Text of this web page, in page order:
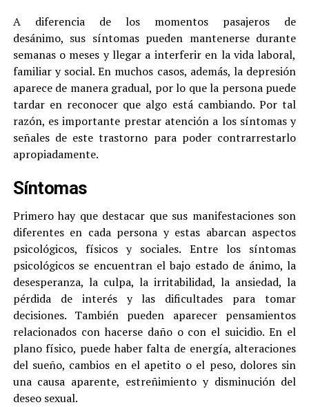
A diferencia de los momentos pasajeros de
desánimo, sus síntomas pueden mantenerse durante
semanas o meses y llegar a interferir en la vida laboral,
familiar y social. En muchos casos, además, la depresión
aparece de manera gradual, por lo que la persona puede
tardar en reconocer que algo está cambiando. Por tal
razón, es importante prestar atención a los síntomas y
señales de este trastorno para poder contrarrestarlo
apropiadamente.
Síntomas
Primero hay que destacar que sus manifestaciones son
diferentes en cada persona y estas abarcan aspectos
psicológicos, físicos y sociales. Entre los síntomas
psicológicos se encuentran el bajo estado de ánimo, la
desesperanza, la culpa, la irritabilidad, la ansiedad, la
pérdida de interés y las dificultades para tomar
decisiones. También pueden aparecer pensamientos
relacionados con hacerse daño o con el suicidio. En el
plano físico, puede haber falta de energía, alteraciones
del sueño, cambios en el apetito o el peso, dolores sin
una causa aparente, estreñimiento y disminución del
deseo sexual.